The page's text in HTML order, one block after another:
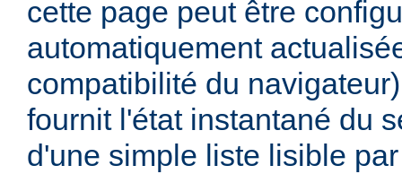
cette page peut être
automatiquement
compatibilité du
fournit l'état instantané du
d'une simple liste lisible